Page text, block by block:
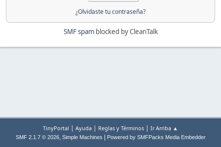
¿Olvidaste tu contraseña?
SMF spamblocked by CleanTalk
TinyPortal | Ayuda | Reglas y Términos | Ir Arriba ▲
SMF 2.1.7 © 2026, Simple Machines Powered by SMFPacks Media Embedder